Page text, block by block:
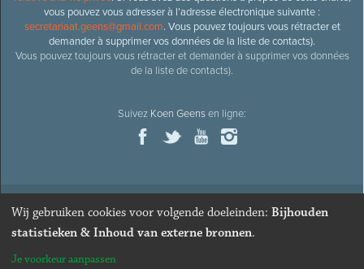
vous pouvez vous adresser à l’adresse électronique suivante :
secretariaat.geens@gmail.com. Vous pouvez toujours vous rétracter et
demander à supprimer vos données de la liste de contacts).
Vous pouvez toujours vous rétracter et demander à supprimer vos données
de la liste de contacts).
Suivez Koen Geensen ligne:
© 2026Ancien ministre et député honoraire
Webdesign & développement par Zenjoy de Louvain
Wij gebruiken cookies voor volgende doeleinden: Bijhouden
statistieken & Inhoud van externe bronnen.
Je voorkeur aanpassen